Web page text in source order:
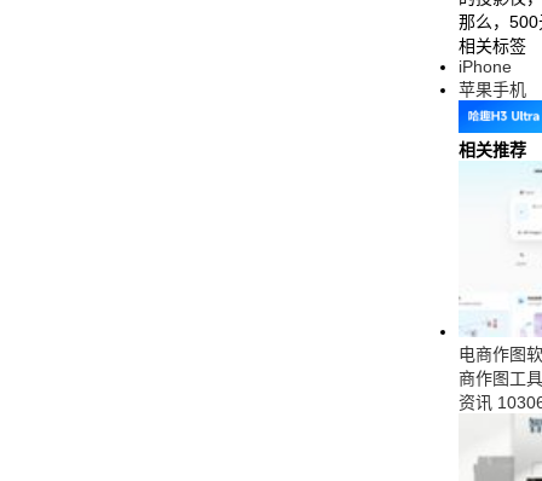
那么，
相关标签
iPhone
苹果手机
相关推荐
电商作图
商作图工具
资讯